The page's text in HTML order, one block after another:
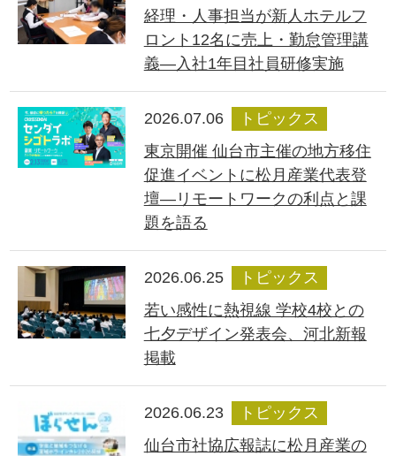
経理・人事担当が新人ホテルフ
ロント12名に売上・勤怠管理講
義―入社1年目社員研修実施
2026.07.06
トピックス
東京開催 仙台市主催の地方移住
促進イベントに松月産業代表登
壇―リモートワークの利点と課
題を語る
2026.06.25
トピックス
若い感性に熱視線 学校4校との
七夕デザイン発表会、河北新報
掲載
2026.06.23
トピックス
仙台市社協広報誌に松月産業の